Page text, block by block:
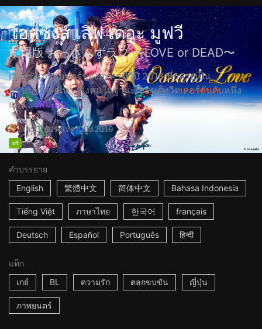
โอสซังส์ เลิฟ เดอะ มูฟวี
劇場版 おっさんずラブ 〜LOVE or DEAD〜
เวอร์ชั่นภาพยนตร์ของละครทีวีปี 2018 ที่กลายเป็น
ปรากฏการณ์ทางสังคมในฐานะเทรนด์ทวิตเตอร์อันดับหนึ่ง
และ... เพิ่มเติม
1h53mประเทศญี่ปุ่น2019
ฟรี
คำบรรยาย
English
繁體中文 简体中文 Bahasa Indonesia
Tiếng Việt ภาษาไทย 한국어 français
Deutsch Español Português हिन्दी
แท็ก
เกย์
BL ความรัก ตลกขบขัน ญี่ปุ่น
ภาพยนตร์